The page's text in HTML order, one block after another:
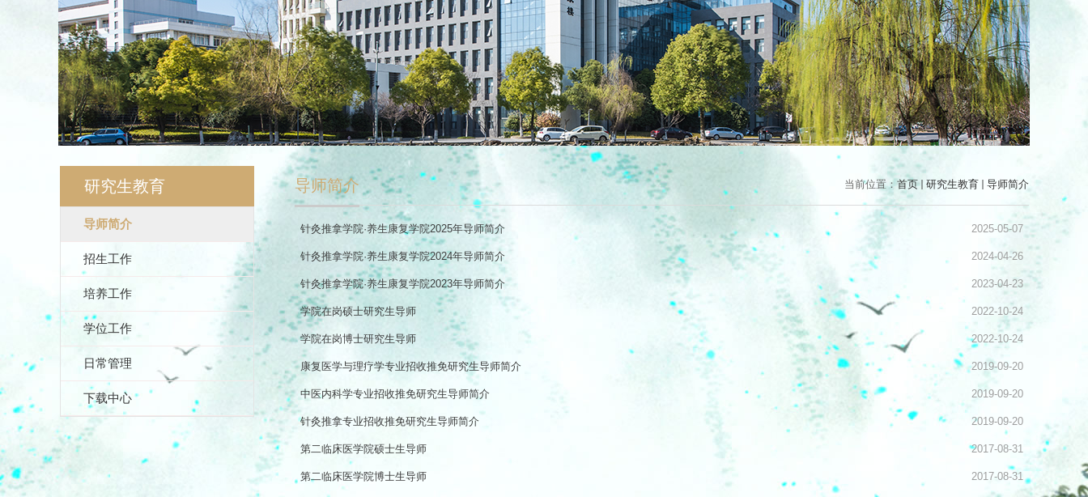
研究生教育
导师简介
招生工作
培养工作
学位工作
日常管理
下载中心
当前位置：首页 研究生教育 导师简介
导师简介
针灸推拿学院·养生康复学院2025年导师简介 2025-05-07
针灸推拿学院·养生康复学院2024年导师简介 2024-04-26
针灸推拿学院·养生康复学院2023年导师简介 2023-04-23
学院在岗硕士研究生导师 2022-10-24
学院在岗博士研究生导师 2022-10-24
康复医学与理疗学专业招收推免研究生导师简介 2019-09-20
中医内科学专业招收推免研究生导师简介 2019-09-20
针灸推拿专业招收推免研究生导师简介 2019-09-20
第二临床医学院硕士生导师 2017-08-31
第二临床医学院博士生导师 2017-08-31